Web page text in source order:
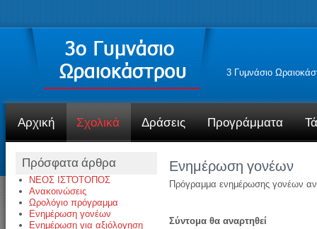
3 Γυμνάσιο
Αρχική Σχολικά Δράσεις Προγράμματα
Πρόσφατα άρθρα
ΝΕΟΣ ΙΣΤΌΤΟΠΟΣ
Ανακοινώσεις
Ωρολόγιο πρόγραμμα
Ενημέρωση γονέων
Ενημέρωση για αξιόλογηση
Ενημέρωση γονέων
Πρόγραμμα ενημέρωσης γονέων
Σύντομα θα αναρτηθεί